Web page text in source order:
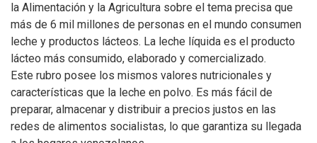
la Alimentación y la Agricultura sobre el tema precisa que
más de 6 mil millones de personas en el mundo consumen
leche y productos lácteos. La leche líquida es el producto
lácteo más consumido, elaborado y comercializado.
Este rubro posee los mismos valores nutricionales y
características que la leche en polvo. Es más fácil de
preparar, almacenar y distribuir a precios justos en las
redes de alimentos socialistas, lo que garantiza su llegada